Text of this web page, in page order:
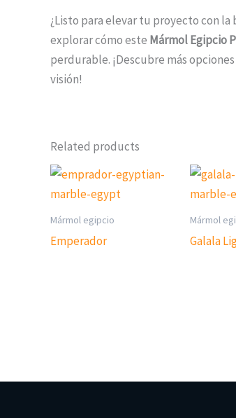
¿Listo para elevar tu proyecto con la
explorar cómo este Mármol Egipcio
perdurable. ¡Descubre más
visión!
Related products
Mármol egipcio
Emperador
Mármol
Galala